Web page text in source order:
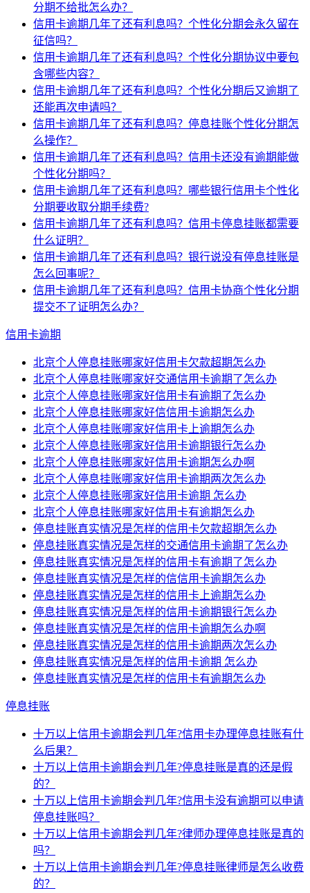
分期不给批怎么办？
信用卡逾期几年了还有利息吗？个性化分期会永久留在
征信吗？
信用卡逾期几年了还有利息吗？个性化分期协议中要包
含哪些内容？
信用卡逾期几年了还有利息吗？个性化分期后又逾期了
还能再次申请吗？
信用卡逾期几年了还有利息吗？停息挂账个性化分期怎
么操作？
信用卡逾期几年了还有利息吗？信用卡还没有逾期能做
个性化分期吗？
信用卡逾期几年了还有利息吗？哪些银行信用卡个性化
分期要收取分期手续费?
信用卡逾期几年了还有利息吗？信用卡停息挂账都需要
什么证明？
信用卡逾期几年了还有利息吗？银行说没有停息挂账是
怎么回事呢？
信用卡逾期几年了还有利息吗？信用卡协商个性化分期
提交不了证明怎么办？
信用卡逾期
北京个人停息挂账哪家好信用卡欠款超期怎么办
北京个人停息挂账哪家好交通信用卡逾期了怎么办
北京个人停息挂账哪家好信用卡有逾期了怎么办
北京个人停息挂账哪家好信信用卡逾期怎么办
北京个人停息挂账哪家好信用卡上逾期怎么办
北京个人停息挂账哪家好信用卡逾期银行怎么办
北京个人停息挂账哪家好信用卡逾期怎么办啊
北京个人停息挂账哪家好信用卡逾期两次怎么办
北京个人停息挂账哪家好信用卡逾期 怎么办
北京个人停息挂账哪家好信用卡有逾期怎么办
停息挂账真实情况是怎样的信用卡欠款超期怎么办
停息挂账真实情况是怎样的交通信用卡逾期了怎么办
停息挂账真实情况是怎样的信用卡有逾期了怎么办
停息挂账真实情况是怎样的信信用卡逾期怎么办
停息挂账真实情况是怎样的信用卡上逾期怎么办
停息挂账真实情况是怎样的信用卡逾期银行怎么办
停息挂账真实情况是怎样的信用卡逾期怎么办啊
停息挂账真实情况是怎样的信用卡逾期两次怎么办
停息挂账真实情况是怎样的信用卡逾期 怎么办
停息挂账真实情况是怎样的信用卡有逾期怎么办
停息挂账
十万以上信用卡逾期会判几年?信用卡办理停息挂账有什
么后果？
十万以上信用卡逾期会判几年?停息挂账是真的还是假
的？
十万以上信用卡逾期会判几年?信用卡没有逾期可以申请
停息挂账吗？
十万以上信用卡逾期会判几年?律师办理停息挂账是真的
吗？
十万以上信用卡逾期会判几年?停息挂账律师是怎么收费
的？